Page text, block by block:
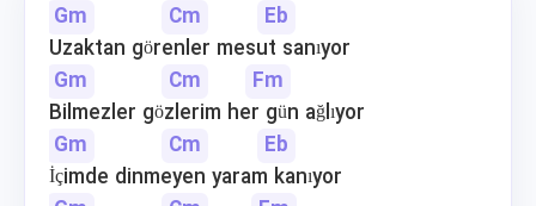
Gm Cm
Eb
Uzaktan görenler mesut sanıyor
Gm
Cm
Fm
Bilmezler gözlerim her gün ağlıyor
Gm
Cm
Eb
İçimde dinmeyen yaram kanıyor